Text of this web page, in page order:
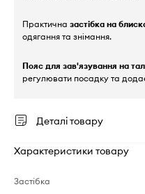
Практична застібка на
одягання та знімання.
Пояс для зав'язування на
регулювати посадку та
Деталі товару
Характеристики товару
Застібка